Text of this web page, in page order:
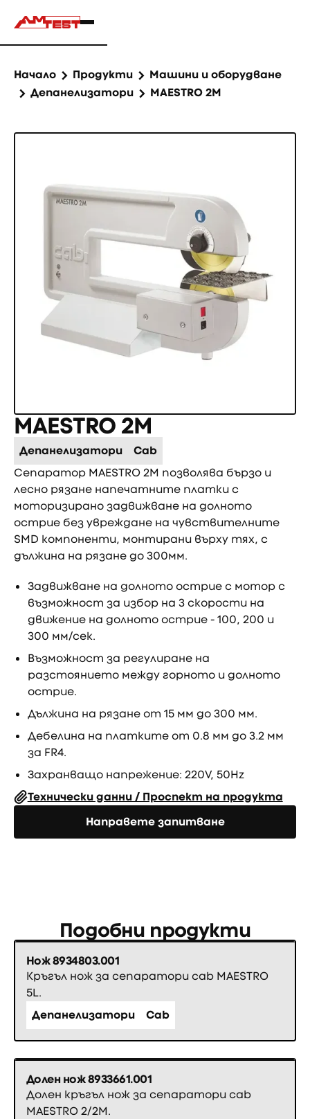
Начало Продукти
Машини и оборудване
Депанелизатори
MAESTRO 2M
MAESTRO 2M
Депанелизатори
Cab
Сепаратор MAESTRO 2M позволява бързо и
лесно рязане напечатните платки с
моторизирано задвижване на долното
острие без увреждане на чувствителните
SMD компоненти, монтирани върху тях, с
дължина на рязане до 300мм.
Задвижване на долното острие с мотор с
възможност за избор на 3 скорости на
движение на долното острие - 100, 200 и
300 мм/сек.
Възможност за регулиране на
разстоянието между горното и долното
острие.
Дължина на рязане от 15 мм до 300 мм.
Дебелина на платките от 0.8 мм до 3.2 мм
за FR4.
Захранващо напрежение: 220V, 50Hz
Технически данни / Проспект на продукта
Направете запитване
Направете запитване
Подобни продукти
Нож 8934803.001
Кръгъл нож за сепаратори cab MAESTRO
5L.
Депанелизатори
Cab
Долен нож 8933661.001
Долен кръгъл нож за сепаратори cab
MAESTRO 2/2M.